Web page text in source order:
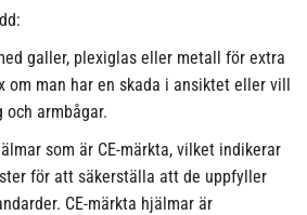
galler, plexiglas eller metall för extra
om man har en skada i ansiktet eller vill
armbågar.
som är CE-märkta, vilket indikerar
för att säkerställa att de uppfyller
CE-märkta hjälmar är